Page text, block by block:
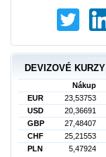
DEVIZOVÉ KURZY
Nákup
EUR
23,53753
USD
20,36691
GBP
27,48407
CHF
25,21553
PLN
5,47924